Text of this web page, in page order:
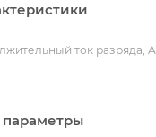
ток разряда, A